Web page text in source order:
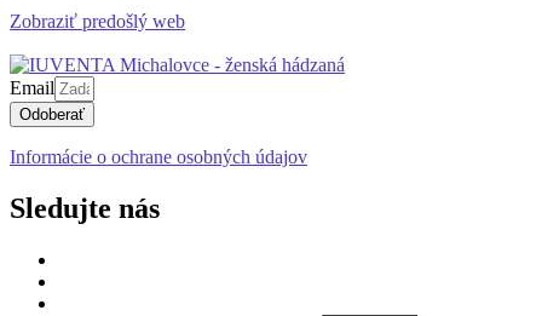
Zobraziť predošlý web
Email
Odoberať
Informácie o ochrane osobných údajov
Sledujte nás